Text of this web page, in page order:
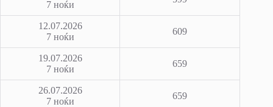
7 ноќи
12.07.2026
7 ноќи
609
19.07.2026
7 ноќи
659
26.07.2026
7 ноќи
659